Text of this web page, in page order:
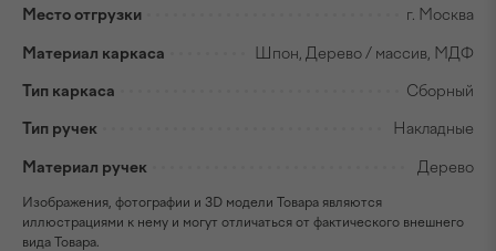
Место отгрузки г. Москва
Материал каркаса Шпон, Дерево / массив, МДФ
Тип каркаса Сборный
Тип ручек Накладные
Материал ручек Дерево
Изображения, фотографии и 3D модели Товара являются
иллюстрациями к нему и могут отличаться от фактического внешнего
вида Товара.